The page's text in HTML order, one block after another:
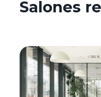
Salones